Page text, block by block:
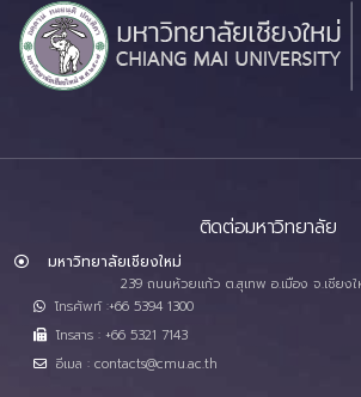
ติดต่อมหาวิทยาลัย
มหาวิทยาลัยเชียงใหม่
239 ถนนห้วยแก้ว ต.สุเทพ อ.เมือง จ.เชียง
โทรศัพท์ :+66 5394 1300
โทรสาร : +66 5321 7143
อีเมล : contacts@cmu.ac.th